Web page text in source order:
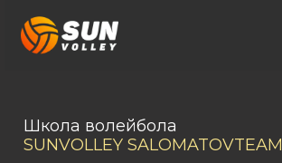
Школа волейбола
SUNVOLLEY SALOMATOVTEAM